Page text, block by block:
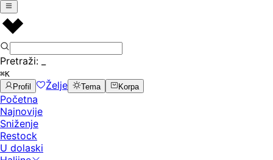
Pretraži:
⌘K
Profil
Želje Tema Korpa
Početna
Najnovije
Sniženje
Restock
U dolaski